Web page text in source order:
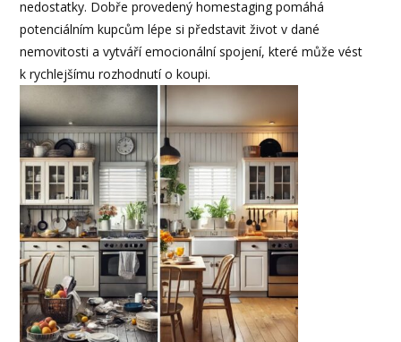
nedostatky. Dobře provedený homestaging pomáhá
potenciálním kupcům lépe si představit život v dané
nemovitosti a vytváří emocionální spojení, které může vést
k rychlejšímu rozhodnutí o koupi.